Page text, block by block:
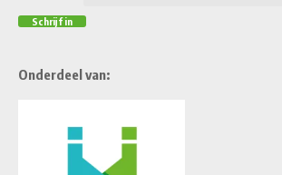
Onderdeel van: